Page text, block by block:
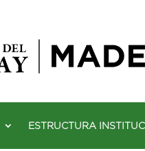
ESTRUCTURA